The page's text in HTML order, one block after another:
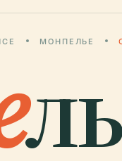
МОНПЕЛЬЕ
ль